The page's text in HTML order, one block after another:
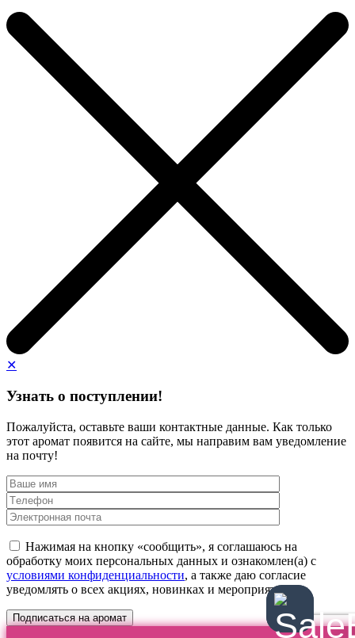
✕
Узнать о поступлении!
Пожалуйста, оставьте ваши контактные данные. Как только
этот аромат появится на сайте, мы направим вам уведомление
на почту!
Нажимая на кнопку «сообщить», я соглашаюсь на
обработку моих персональных данных и ознакомлен(а) с
условиями конфиденциальности, а также даю согласие
уведомлять о всех акциях, новинках и мероприятиях